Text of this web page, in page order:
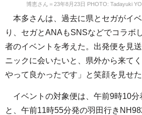
博恵さん＝23年8月23日 PHOTO: Tadayuki
本多さんは、過去に県とセガがイ
り、セガとANAもSNSなどでコラボ
者のイベントを考えた。出発便を見
ニックに会いたいと、県外から来て
やって良かったです」と笑顔を見せた
イベントの対象便は、午前9時10分
と、午前11時55分発の羽田行き